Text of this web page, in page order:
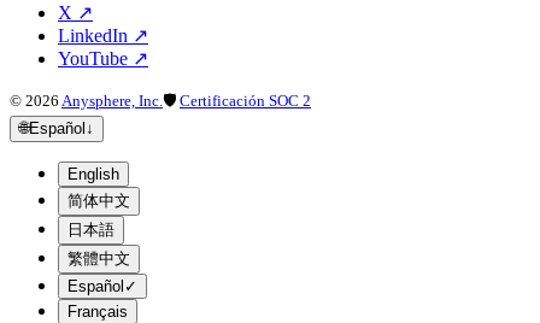
X ↗
LinkedIn ↗
YouTube ↗
© 2026 Anysphere, Inc. 🛡 Certificación SOC 2
🌐Español ↓
English
简体中文
日本語
繁體中文
Español ✓
Français